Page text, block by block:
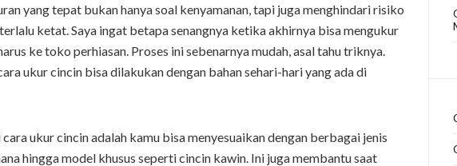
yang tepat bukan hanya soal kenyamanan, tapi juga menghindari risiko
ketat. Saya ingat betapa senangnya ketika akhirnya bisa mengukur
ke toko perhiasan. Proses ini sebenarnya mudah, asal tahu triknya.
ukur cincin bisa dilakukan dengan bahan sehari-hari yang ada di
ukur cincin adalah kamu bisa menyesuaikan dengan berbagai jenis
hingga model khusus seperti cincin kawin. Ini juga membantu saat